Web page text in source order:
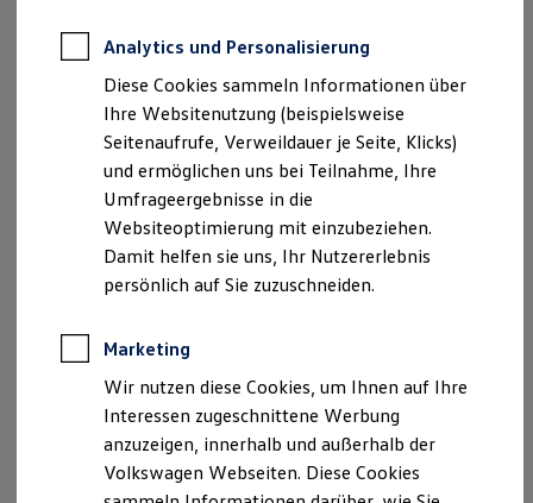
Professional Class bei Volkswagen
Behörden
Direktkunden
Sonderfahrzeuge
Anpfiff zum Gewinn
Elektromobilität
Elektroautos
ID. Tutorials
Elektrofahrzeugkonzepte
ID. EVERY1
Reichweite
Rekuperation
Laden unterwegs
Laden Zuhause
Ladestationen finden
Ladezeitensimulator
Batterie
Sicherheit
Der neue ID.3 Neo
So geht neu. Klar im Design. Stark im Alltag.
Entdecken Sie jetzt den neuen ID.3 Neo!
Analytics und Personalisierung
Diese Cookies sammeln Informationen über
Ihre Websitenutzung (beispielsweise
Seitenaufrufe, Verweildauer je Seite, Klicks)
und ermöglichen uns bei Teilnahme, Ihre
Umfrageergebnisse in die
Websiteoptimierung mit einzubeziehen.
Damit helfen sie uns, Ihr Nutzererlebnis
persönlich auf Sie zuzuschneiden.
Marketing
Wir nutzen diese Cookies, um Ihnen auf Ihre
Interessen zugeschnittene Werbung
anzuzeigen, innerhalb und außerhalb der
Volkswagen Webseiten. Diese Cookies